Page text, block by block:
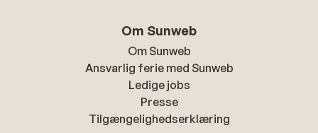
Om Sunweb
Om Sunweb
Ansvarlig ferie med Sunweb
Ledige jobs
Presse
Tilgængelighedserklæring